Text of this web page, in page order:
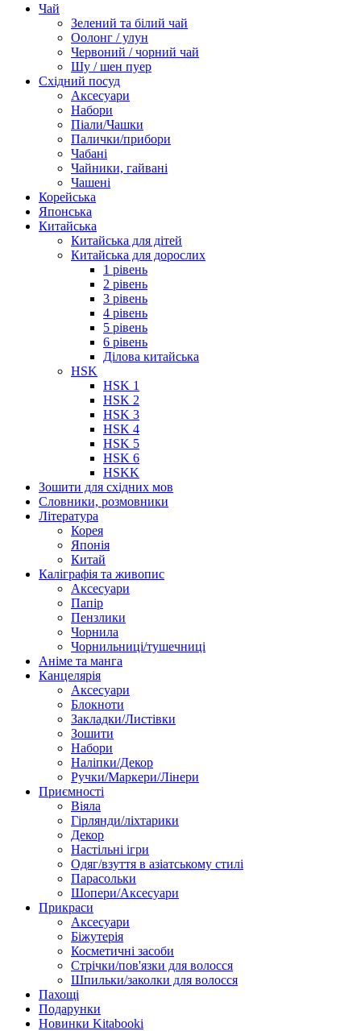
Чай
Зелений та білий чай
Оолонг / улун
Червоний / чорний чай
Шу / шен пуер
Східний посуд
Аксесуари
Набори
Піали/Чашки
Палички/прибори
Чабані
Чайники, гайвані
Чашені
Корейська
Японська
Китайська
Китайська для дітей
Китайська для дорослих
1 рівень
2 рівень
3 рівень
4 рівень
5 рівень
6 рівень
Ділова китайська
HSK
HSK 1
HSK 2
HSK 3
HSK 4
HSK 5
HSK 6
HSKK
Зошити для східних мов
Словники, розмовники
Література
Корея
Японія
Китай
Каліграфія та живопис
Аксесуари
Папір
Пензлики
Чорнила
Чорнильниці/тушечниці
Аніме та манга
Канцелярія
Аксесуари
Блокноти
Закладки/Листівки
Зошити
Набори
Наліпки/Декор
Ручки/Маркери/Лінери
Приємності
Віяла
Гірлянди/ліхтарики
Декор
Настільні ігри
Одяг/взуття в азіатському стилі
Парасольки
Шопери/Аксесуари
Прикраси
Аксесуари
Біжутерія
Косметичні засоби
Стрічки/пов'язки для волосся
Шпильки/заколки для волосся
Пахощі
Подарунки
Новинки Kitabooki